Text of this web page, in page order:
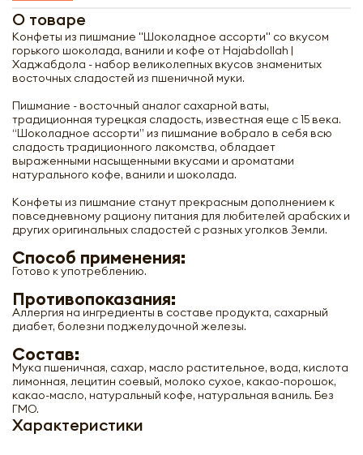
О товаре
Конфеты из пишмание "Шоколадное ассорти" со вкусом
горького шоколада, ванили и кофе от Hajabdollah |
Хаджабдола - набор великолепных вкусов знаменитых
восточных сладостей из пшеничной муки.
Пишмание - восточный аналог сахарной ваты,
традиционная турецкая сладость, известная еще с 15 века.
“Шоколадное ассорти” из пишмание вобрало в себя всю
сладость традиционного лакомства, обладает
выраженными насыщенными вкусами и ароматами
натурального кофе, ванили и шоколада.
Конфеты из пишмание станут прекрасным дополнением к
повседневному рациону питания для любителей арабских и
других оригинальных сладостей с разных уголков Земли.
Способ применения:
Готово к употреблению.
Противопоказания:
Аллергия на ингредиенты в составе продукта, сахарный
диабет, болезни поджелудочной железы.
Состав:
Мука пшеничная, сахар, масло растительное, вода, кислота
лимонная, лецитин соевый, молоко сухое, какао-порошок,
какао-масло, натуральный кофе, натуральная ваниль. Без
ГМО.
Характеристики